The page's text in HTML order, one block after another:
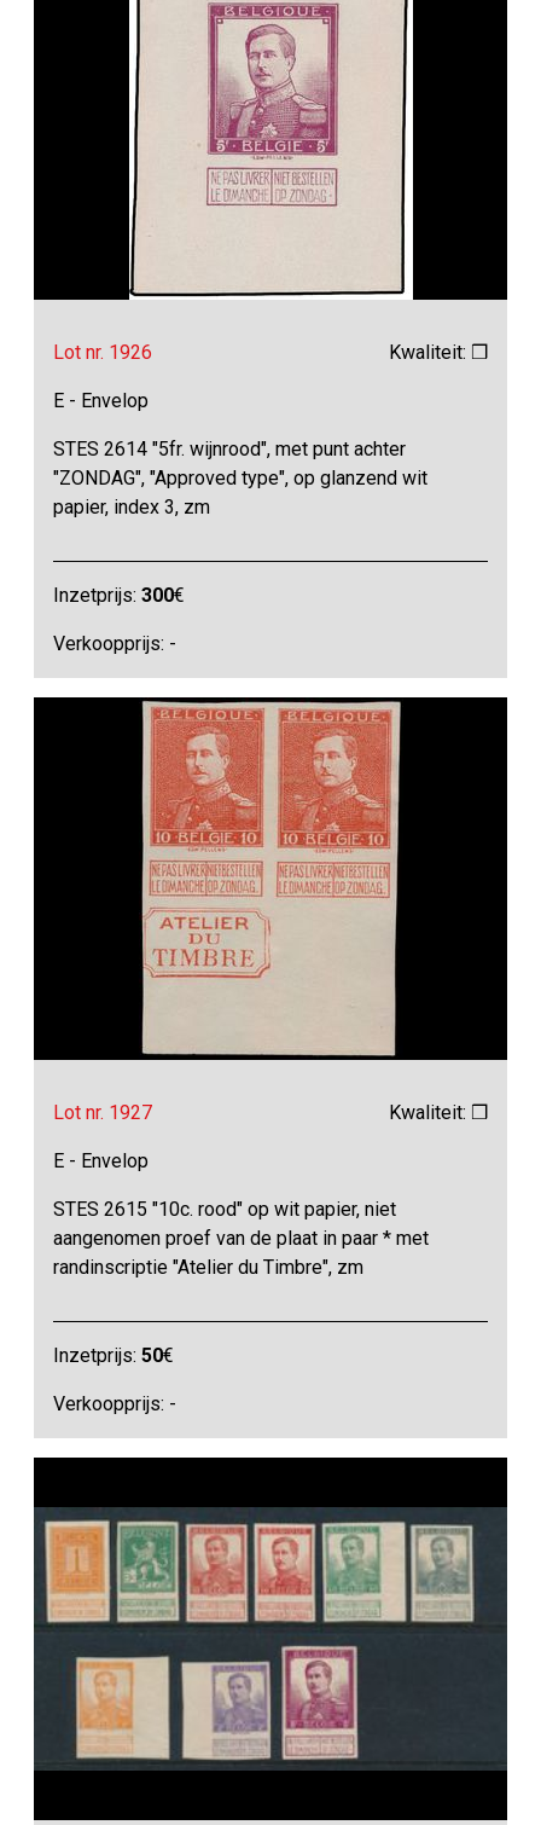
Lot nr. 1926 Kwaliteit: ❒
E - Envelop
STES 2614 "5fr. wijnrood", met punt achter
"ZONDAG", "Approved type", op glanzend wit
papier, index 3, zm
Inzetprijs:300€
Verkoopprijs: -
Lot nr. 1927 Kwaliteit: ❒
E - Envelop
STES 2615 "10c. rood" op wit papier, niet
aangenomen proef van de plaat in paar * met
randinscriptie "Atelier du Timbre", zm
Inzetprijs:50€
Verkoopprijs: -